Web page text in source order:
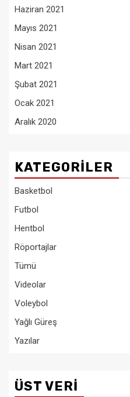
Haziran 2021
Mayıs 2021
Nisan 2021
Mart 2021
Şubat 2021
Ocak 2021
Aralık 2020
KATEGORILER
Basketbol
Futbol
Hentbol
Röportajlar
Tümü
Videolar
Voleybol
Yağlı Güreş
Yazılar
ÜST VERI